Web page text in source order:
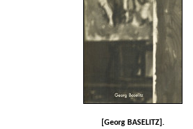
[Georg BASELITZ].